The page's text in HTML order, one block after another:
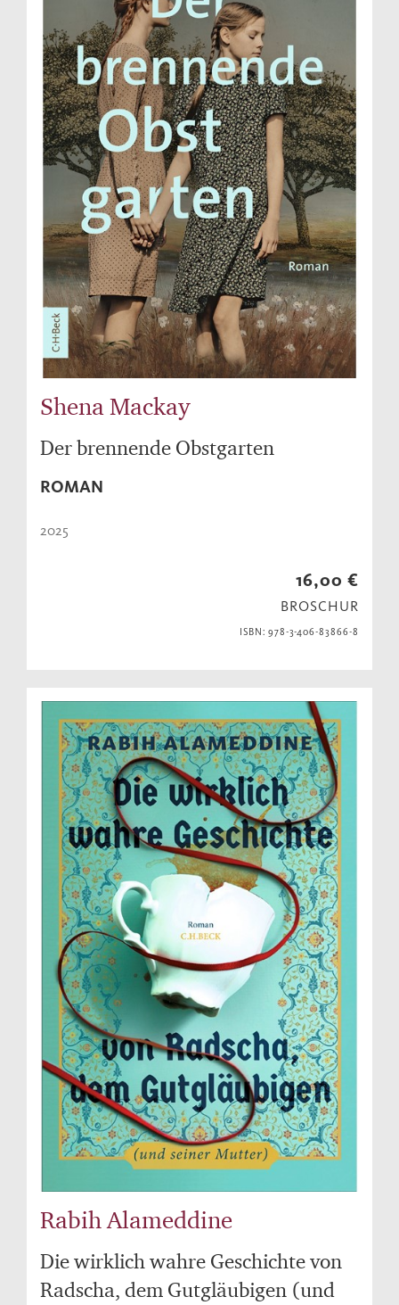
Shena Mackay
Der brennende Obstgarten
ROMAN
2025
16,00 €
BROSCHUR
ISBN: 978-3-406-83866-8
Rabih Alameddine
Die wirklich wahre Geschichte von
Radscha, dem Gutgläubigen (und